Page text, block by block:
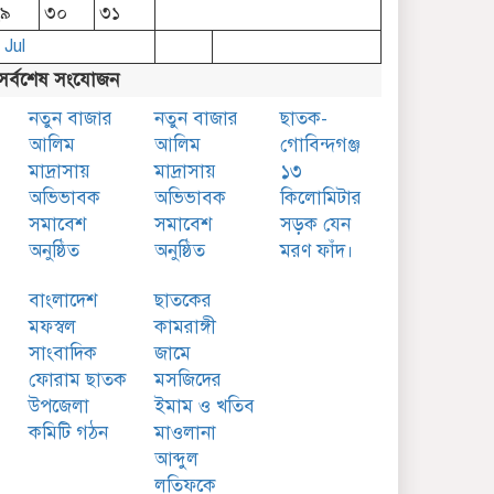
৩০ ৩১
সংযোজন
নতুন বাজার
আলিম
মাদ্রাসায়
অভিভাবক
সমাবেশ
অনুষ্ঠিত
নতুন বাজার
আলিম
মাদ্রাসায়
অভিভাবক
সমাবেশ
অনুষ্ঠিত
ছাতক-
গোবিন্দগঞ্জ
১৩
কিলোমিটার
সড়ক যেন
মরণ ফাঁদ।
বাংলাদেশ
মফস্বল
সাংবাদিক
ফোরাম ছাতক
উপজেলা
কমিটি গঠন
ছাতকের
কামরাঙ্গী
জামে
মসজিদের
ইমাম ও খতিব
মাওলানা
আব্দুল
লতিফকে